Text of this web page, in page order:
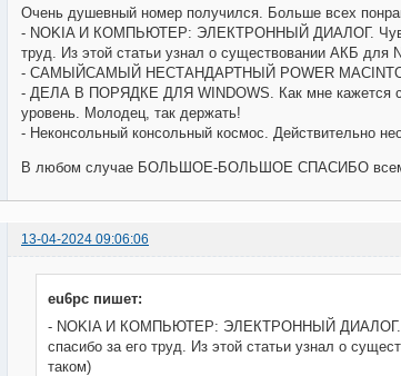
Очень душевный номер получился. Больше всех
- NOKIA И КОМПЬЮТЕР: ЭЛЕКТРОННЫЙ ДИАЛОГ.
труд. Из этой статьи узнал о существовании АКБ
- САМЫЙСАМЫЙ НЕСТАНДАРТНЫЙ POWER
- ДЕЛА В ПОРЯДКЕ ДЛЯ WINDOWS. Как мне кажется
уровень. Молодец, так держать!
- Неконсольный консольный космос. Действительно
В любом случае БОЛЬШОЕ-БОЛЬШОЕ СПАСИБО всем
13-04-2024 09:06:06
eu6pc пишет:
- NOKIA И КОМПЬЮТЕР: ЭЛЕКТРОННЫЙ ДИАЛОГ.
спасибо за его труд. Из этой статьи узнал о
таком)